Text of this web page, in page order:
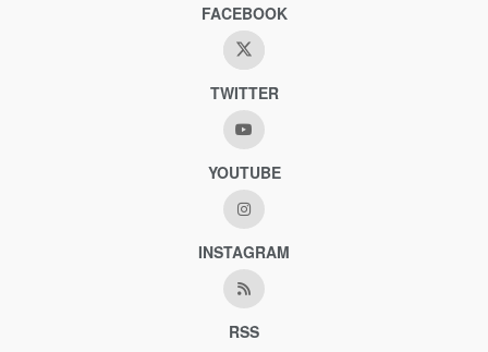
FACEBOOK
TWITTER
YOUTUBE
INSTAGRAM
RSS